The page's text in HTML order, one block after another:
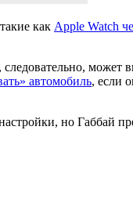
как Apple Watch
может
автомобиль, если
но Габбай